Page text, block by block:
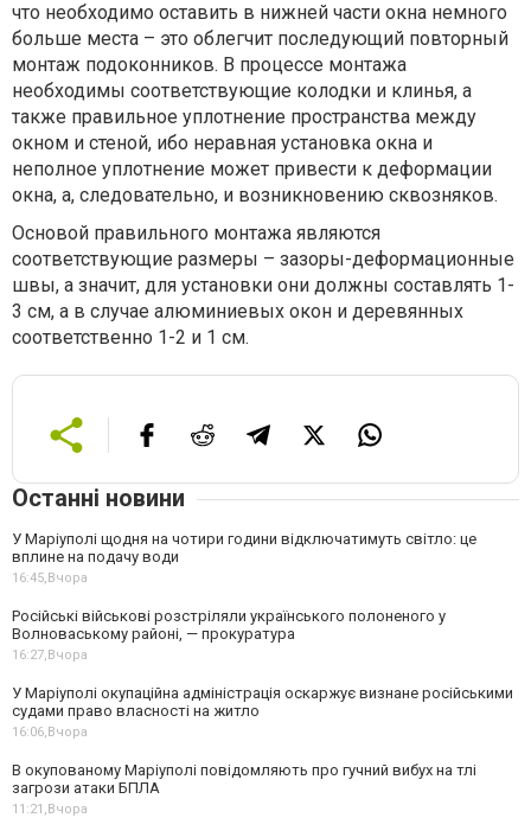
что необходимо оставить в нижней части окна немного
больше места – это облегчит последующий повторный
монтаж подоконников. В процессе монтажа
необходимы соответствующие колодки и клинья, а
также правильное уплотнение пространства между
окном и стеной, ибо неравная установка окна и
неполное уплотнение может привести к деформации
окна, а, следовательно, и возникновению сквозняков.
Основой правильного монтажа являются
соответствующие размеры – зазоры-деформационные
швы, а значит, для установки они должны составлять 1-
3 см, а в случае алюминиевых окон и деревянных
соответственно 1-2 и 1 см.
Останні новини
У Маріуполі щодня на чотири години відключатимуть світло: це
вплине на подачу води
16:45,Вчора
Російські військові розстріляли українського полоненого у
Волноваському районі, — прокуратура
16:27,Вчора
У Маріуполі окупаційна адміністрація оскаржує визнане російськими
судами право власності на житло
16:06,Вчора
В окупованому Маріуполі повідомляють про гучний вибух на тлі
загрози атаки БПЛА
11:21,Вчора